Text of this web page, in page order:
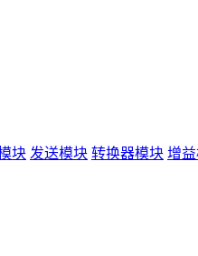
块 发送模块 转换器模块 增